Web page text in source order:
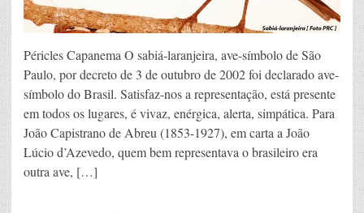
Péricles Capanema O sabiá-laranjeira, ave-símbolo de São
Paulo, por decreto de 3 de outubro de 2002 foi declarado ave-
símbolo do Brasil. Satisfaz-nos a representação, está presente
em todos os lugares, é vivaz, enérgica, alerta, simpática. Para
João Capistrano de Abreu (1853-1927), em carta a João
Lúcio d’Azevedo, quem bem representava o brasileiro era
outra ave, […]